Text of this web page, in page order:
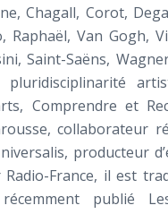
Chagall, Corot,
Raphaël, Van Gogh,
Saint-Saëns,
pluridisciplinarité
Comprendre et
collaborateur
producteur
France, il est
publié